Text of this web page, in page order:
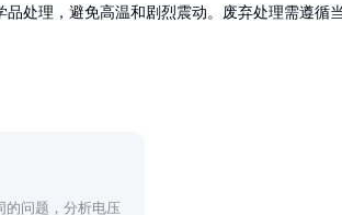
处理，避免高温和剧烈震动。废弃处理需遵循当
的问题，分析电压